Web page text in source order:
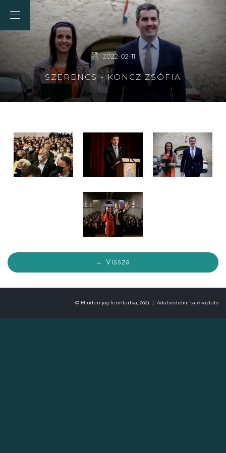
2022-02-11
SZERENCS - KONCZ ZSÓFIA
← Vissza
© Minden jog fenntartva, 2021 | Adatvédelmi tájékoztató